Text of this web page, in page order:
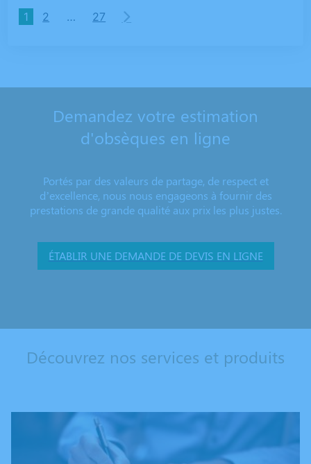
1 2 … 27
Demandez votre estimation
d'obsèques en ligne
Portés par des valeurs de partage, de respect et
d’excellence, nous nous engageons à fournir des
prestations de grande qualité aux prix les plus justes.
ÉTABLIR UNE DEMANDE DE DEVIS EN LIGNE
Découvrez nos services et produits